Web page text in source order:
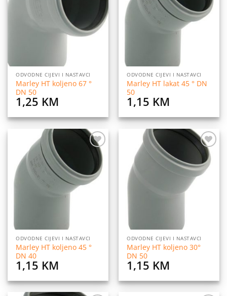
ODVODNE CIJEVI I NASTAVCI
Marley HT koljeno 67 °
DN 50
1,25 KM
listu
želja
ODVODNE CIJEVI I NASTAVCI
Marley HT lakat 45 ° DN
50
1,15 KM
Dodaj
listu
želja
ODVODNE CIJEVI I NASTAVCI
Marley HT koljeno 45 °
DN 40
1,15 KM
Dodaj
na
listu
želja
ODVODNE CIJEVI I NASTAVCI
Marley HT koljeno 30°
DN 50
1,15 KM